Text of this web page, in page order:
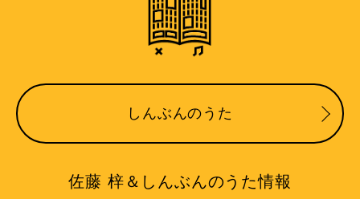
しんぶんのうた
佐藤 梓＆しんぶんのうた情報